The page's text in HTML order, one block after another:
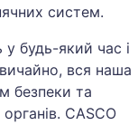
систем.
у будь-який час і
вся наша
безпеки та
CASCO